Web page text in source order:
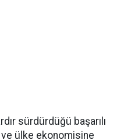
sürdürdüğü başarılı
ülke ekonomisine